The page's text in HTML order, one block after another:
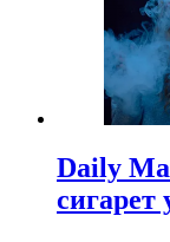
Daily
сигарет